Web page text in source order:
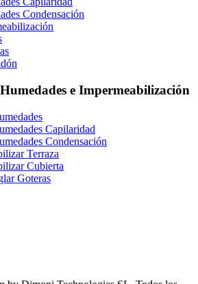
Condensación
e Impermeabilización
Capilaridad
Condensación
Terraza
Cubierta
Goteras